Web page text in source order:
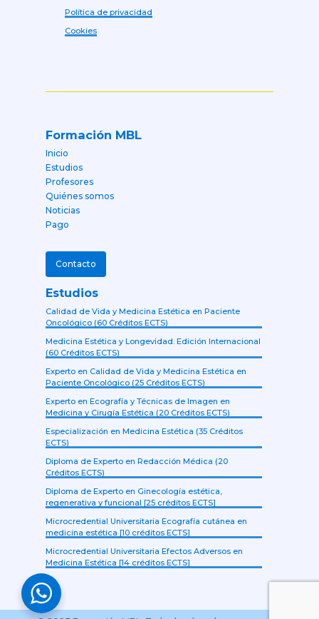
Política de privacidad
Cookies
Formación MBL
Inicio
Estudios
Profesores
Quiénes somos
Noticias
Pago
Contacto
Estudios
Calidad de Vida y Medicina Estética en Paciente
Oncológico (60 Créditos ECTS)
Medicina Estética y Longevidad. Edición Internacional
(60 Créditos ECTS)
Experto en Calidad de Vida y Medicina Estética en
Paciente Oncológico (25 Créditos ECTS)
Experto en Ecografía y Técnicas de Imagen en
Medicina y Cirugía Estética (20 Créditos ECTS)
Especialización en Medicina Estética (35 Créditos
ECTS)
Diploma de Experto en Redacción Médica (20
Créditos ECTS)
Diploma de Experto en Ginecología estética,
regenerativa y funcional [25 créditos ECTS]
Microcredential Universitaria Ecografía cutánea en
medicina estética [10 créditos ECTS]
Microcredential Universitaria Efectos Adversos en
Medicina Estética [14 créditos ECTS]